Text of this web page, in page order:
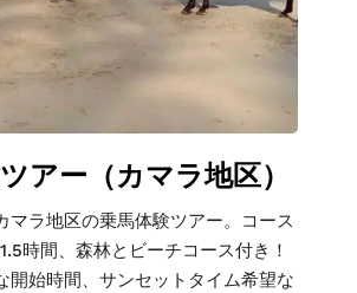
アー（カマラ地区）
マラ地区の乗馬体験ツアー。コース
時間、森林とビーチコース付き！
開始時間、サンセットタイム希望な